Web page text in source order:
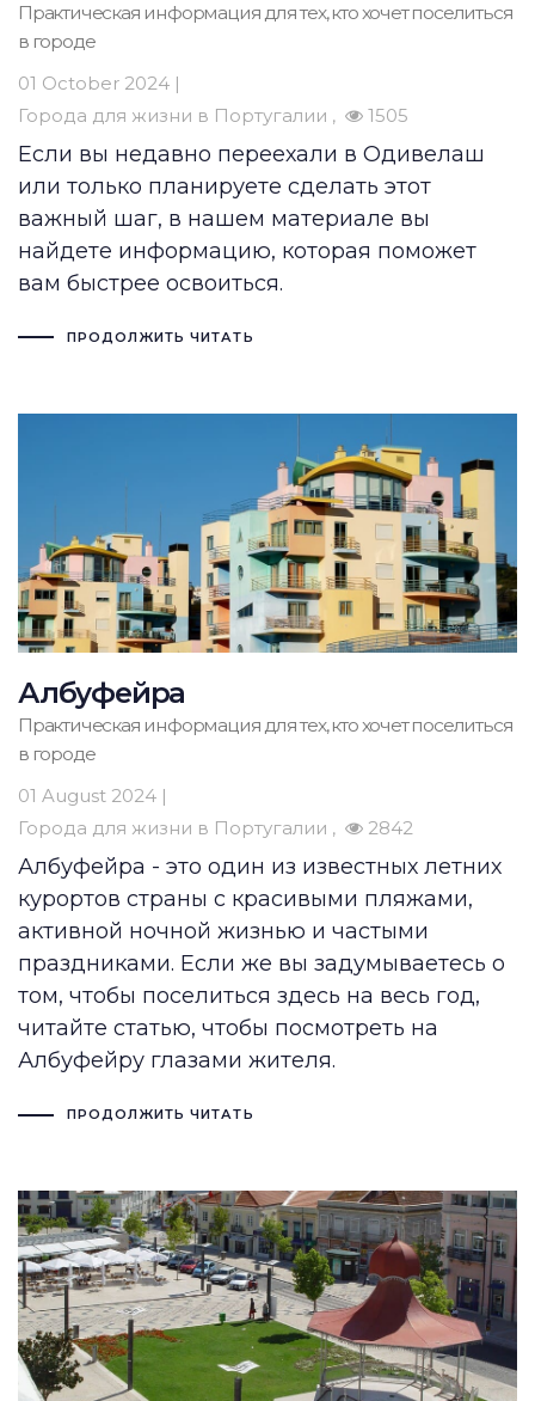
Практическая информация для тех, кто хочет поселиться
в городе
01 October 2024 |
Города для жизни в Португалии
1505
Если вы недавно переехали в Одивелаш
или только планируете сделать этот
важный шаг, в нашем материале вы
найдете информацию, которая поможет
вам быстрее освоиться.
ПРОДОЛЖИТЬ ЧИТАТЬ
Албуфейра
Практическая информация для тех, кто хочет поселиться
в городе
01 August 2024 |
Города для жизни в Португалии
2842
Албуфейра - это один из известных летних
курортов страны с красивыми пляжами,
активной ночной жизнью и частыми
праздниками. Если же вы задумываетесь о
том, чтобы поселиться здесь на весь год,
читайте статью, чтобы посмотреть на
Албуфейру глазами жителя.
ПРОДОЛЖИТЬ ЧИТАТЬ